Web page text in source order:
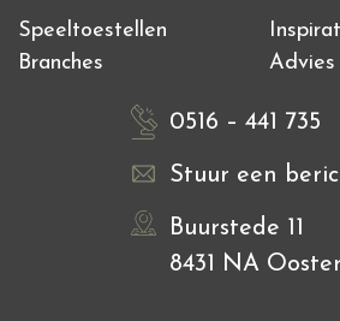
Speeltoestellen
Branches
Advies
0516 – 441 735
Stuur een
Buurstede 11
8431 NA